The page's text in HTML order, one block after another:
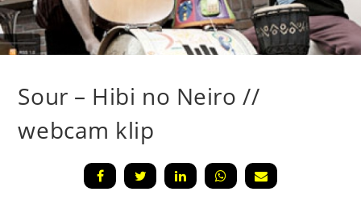
Sour – Hibi no Neiro //
webcam klip